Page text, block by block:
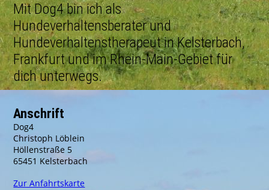
Mit Dog4 bin ich als
Hundeverhaltensberater und
Hundeverhaltenstherapeut in Kelsterbach,
Frankfurt und im Rhein-Main-Gebiet für
dich unterwegs.
Anschrift
Dog4
Christoph Löblein
Höllenstraße 5
65451 Kelsterbach
Zur Anfahrtskarte